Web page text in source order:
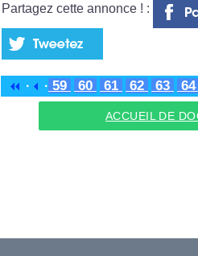
Partagez cette annonce ! :
· · 59 60 61 62 63 64
ACCUEIL DE